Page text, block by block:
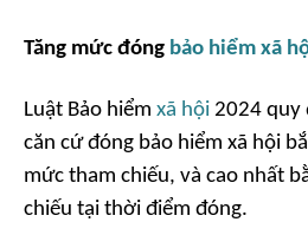
Tăng mức đóng bảo hiểm xã
Luật Bảo hiểm xã hội 2024 quy
căn cứ đóng bảo hiểm xã hội
mức tham chiếu, và cao nhất
chiếu tại thời điểm đóng.